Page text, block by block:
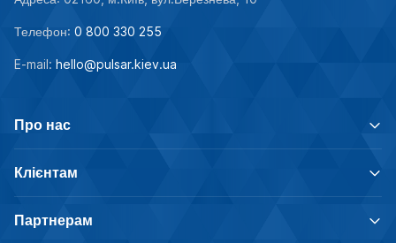
Телефон: 0 800 330 255
E-mail: hello@pulsar.kiev.ua
Про нас
Клієнтам
Партнерам